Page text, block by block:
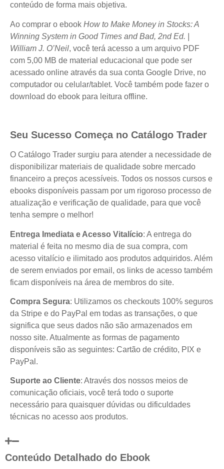
conteúdo de forma mais objetiva.
Ao comprar o ebook How to Make Money in Stocks: A
Winning System in Good Times and Bad, 2nd Ed. |
William J. O’Neil, você terá acesso a um arquivo PDF
com 5,00 MB de material educacional que pode ser
acessado online através da sua conta Google Drive, no
computador ou celular/tablet. Você também pode fazer o
download do ebook para leitura offline.
Seu Sucesso Começa no Catálogo Trader
O Catálogo Trader surgiu para atender a necessidade de
disponibilizar materiais de qualidade sobre mercado
financeiro a preços acessíveis. Todos os nossos cursos e
ebooks disponíveis passam por um rigoroso processo de
atualização e verificação de qualidade, para que você
tenha sempre o melhor!
Entrega Imediata e Acesso Vitalício: A entrega do
material é feita no mesmo dia de sua compra, com
acesso vitalício e ilimitado aos produtos adquiridos. Além
de serem enviados por email, os links de acesso também
ficam disponíveis na área de membros do site.
Compra Segura: Utilizamos os checkouts 100% seguros
da Stripe e do PayPal em todas as transações, o que
significa que seus dados não são armazenados em
nosso site. Atualmente as formas de pagamento
disponíveis são as seguintes: Cartão de crédito, PIX e
PayPal.
Suporte ao Cliente: Através dos nossos meios de
comunicação oficiais, você terá todo o suporte
necessário para quaisquer dúvidas ou dificuldades
técnicas no acesso aos produtos.
Conteúdo Detalhado do Ebook